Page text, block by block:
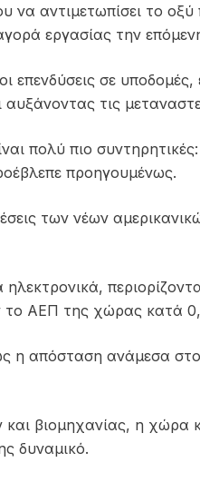
να αντιμετωπίσει το
εργασίας την
σε υποδομές,
τις
πολύ πιο συντηρητικές:
προηγουμένως.
των νέων
το ΑΕΠ της χώρας κατά
η απόσταση ανάμεσα
βιομηχανίας, η χώρα
δυναμικό.